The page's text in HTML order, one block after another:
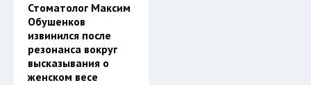
Стоматолог Максим
Обушенков
извинился после
резонанса вокруг
высказывания о
женском весе